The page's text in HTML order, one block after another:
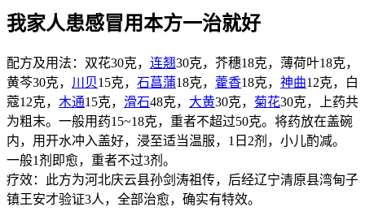
我家人患感冒用本方一治就好
配方及用法：双花30克， 连翘30克，芥穗18克，薄荷叶18克，
黄芩30克， 川贝15克， 石菖蒲18克， 藿香18克， 神曲12克，白
蔻12克， 木通15克， 滑石48克， 大黄30克， 菊花30克，上药共
为粗末。一般用药15~18克，重者不超过50克。将药放在盖碗
内，用开水冲入盖好，浸至适当温服，1日2剂，小儿酌减。
一般1剂即愈，重者不过3剂。
疗效：此方为河北庆云县孙剑涛祖传，后经辽宁清原县湾甸子
镇王安才验证3人，全部治愈，确实有特效。